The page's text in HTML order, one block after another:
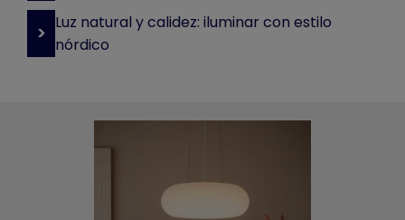
Luz natural y calidez: iluminar con estilo
nórdico
>